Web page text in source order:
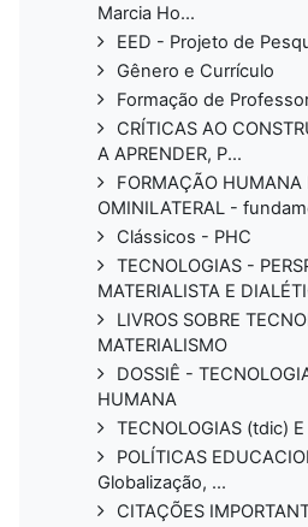
Marcia Ho...
EED - Projeto de
Gênero e Currículo
Formação de
CRÍTICAS AO
A APRENDER, P...
FORMAÇÃO HUMANA
OMINILATERAL -
Clássicos - PHC
TECNOLOGIAS -
MATERIALISTA E
LIVROS SOBRE
MATERIALISMO
DOSSIÊ -
HUMANA
TECNOLOGIAS (tdic) E
POLÍTICAS
Globalização, ...
CITAÇÕES